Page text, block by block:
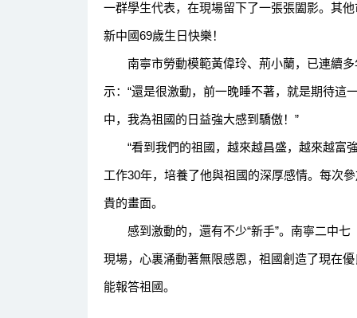
一群學生代表，在現場留下了一張張闔影。其
新中國69歲生日快樂！
南寧市勞動模範黃偉玲、荊小蘭，已連續多
示：“還是很激動，前一晚睡不著，就是期待這
中，我為祖國的日益強大感到驕傲！”
“看到我們的祖國，越來越昌盛，越來越富
工作30年，培養了他與祖國的深厚感情。每次
貴的畫面。
感到激動的，還有不少“新手”。南寧二中七
現場，心裏涌動著無限感恩，祖國創造了現在
能報答祖國。